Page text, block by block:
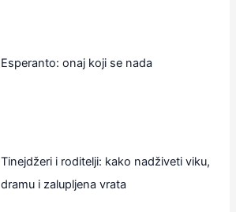
Esperanto: onaj koji se nada
Tinejdžeri i roditelji: kako nadživeti viku,
dramu i zalupljena vrata